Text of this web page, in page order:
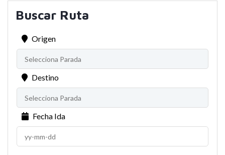
Buscar Ruta
Origen
Destino
Fecha Ida